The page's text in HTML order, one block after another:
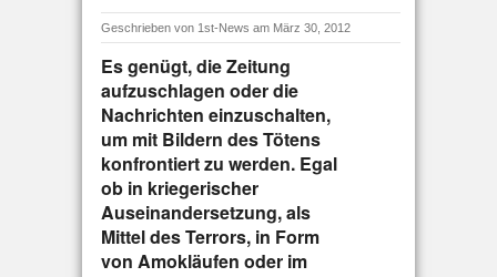
Geschrieben von 1st-News am März 30, 2012
Es genügt, die Zeitung
aufzuschlagen oder die
Nachrichten einzuschalten,
um mit Bildern des Tötens
konfrontiert zu werden. Egal
ob in kriegerischer
Auseinandersetzung, als
Mittel des Terrors, in Form
von Amokläufen oder im